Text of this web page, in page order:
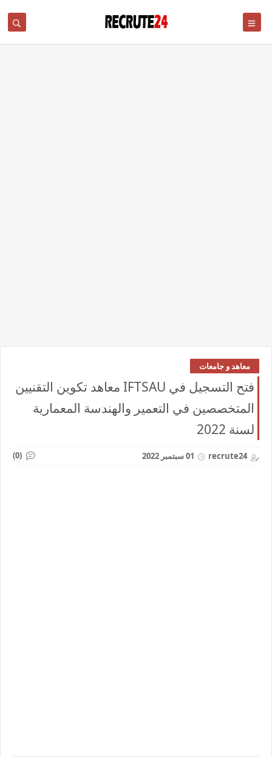
معاهد و جامعات
فتح التسجيل في IFTSAU معاهد تكوين التقنيين
المتخصصين في التعمير والهندسة المعمارية
لسنة 2022
recrute24 01 سبتمبر 2022 (0)